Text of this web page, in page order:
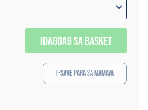
IDAGDAG SA BASKET
I-save para sa Mamaya